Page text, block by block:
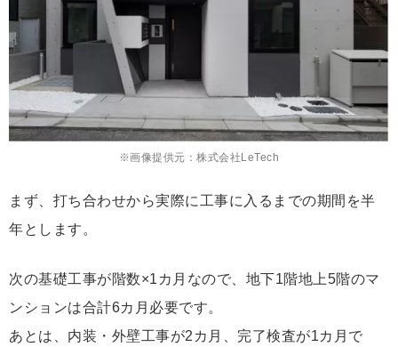
※画像提供元：株式会社LeTech
まず、打ち合わせから実際に工事に入るまでの期間を半
年とします。
次の基礎工事が階数×1カ月なので、地下1階地上5階のマ
ンションは合計6カ月必要です。
あとは、内装・外壁工事が2カ月、完了検査が1カ月で